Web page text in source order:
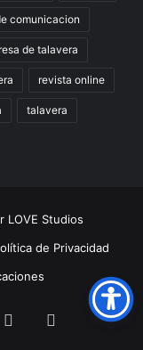
comunicacion
de talavera
revista online
talavera
LOVE Studios
de Privacidad
TikTok